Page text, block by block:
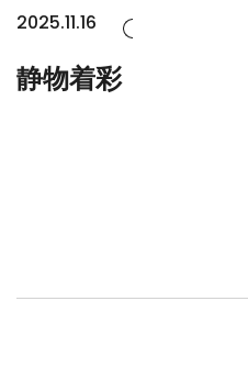
2025.11.16
静物着彩